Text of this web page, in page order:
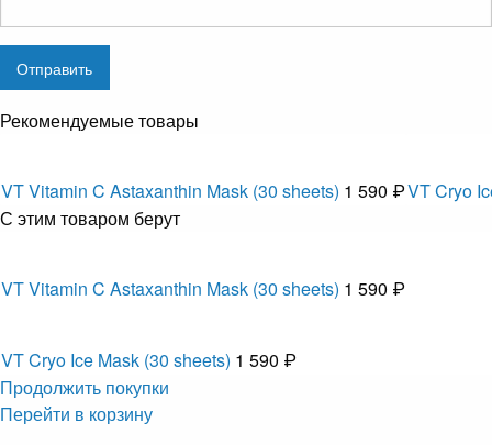
Рекомендуемые товары
VT Vitamin C Astaxanthin Mask (30 sheets) 1 590 ₽VT Cryo
С этим товаром берут
VT Vitamin C Astaxanthin Mask (30 sheets) 1 590 ₽
VT Cryo Ice Mask (30 sheets) 1 590 ₽
Продолжить покупки
Перейти в корзину